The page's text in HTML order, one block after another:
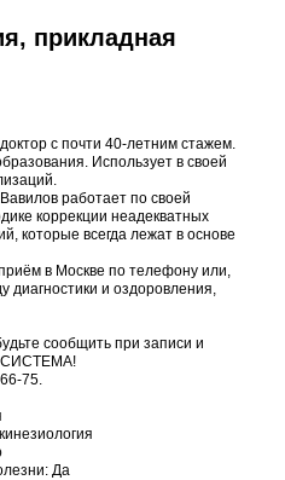
прикладная
с почти 40-летним стажем.
Использует в своей
работает по своей
коррекции неадекватных
которые всегда лежат в основе
в Москве по телефону или,
диагностики и оздоровления,
сообщить при записи и
СИСТЕМА!
75.
Да